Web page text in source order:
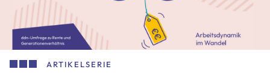
ARTIKELSERIE